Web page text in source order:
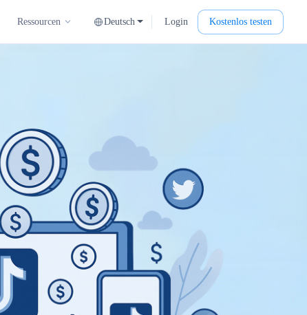
Ressourcen Deutsch Login Kostenlos testen